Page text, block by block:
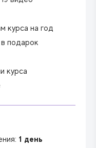
с другими видами
алопеции
алопеции
алопеции
курса на год
подарок
курса
1 день